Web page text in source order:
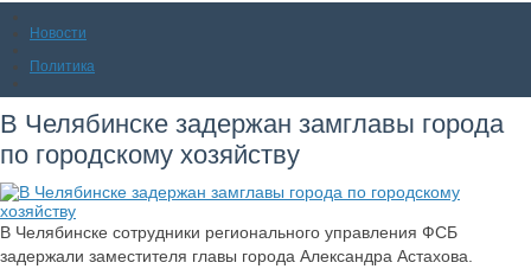
Новости
Политика
В Челябинске задержан замглавы города
по городскому хозяйству
В Челябинске сотрудники регионального управления ФСБ
задержали заместителя главы города Александра Астахова.